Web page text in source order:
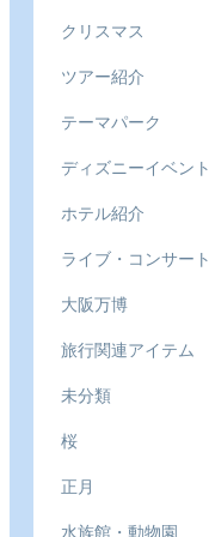
クリスマス
ツアー紹介
テーマパーク
ディズニーイベント
ホテル紹介
ライブ・コンサート
大阪万博
旅行関連アイテム
未分類
桜
正月
水族館・動物園